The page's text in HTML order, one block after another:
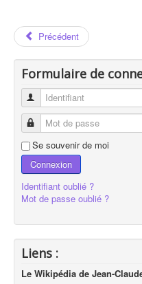
Précédent
Formulaire de
Identifiant
Mot de passe
Se souvenir de moi
Connexion
Identifiant oublié ?
Mot de passe oublié ?
Liens :
Le Wikipédia de Jean-